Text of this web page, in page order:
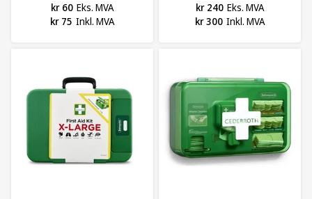
kr 60 Eks. MVA
kr 75 Inkl. MVA
kr 240 Eks. MVA
kr 300 Inkl. MVA